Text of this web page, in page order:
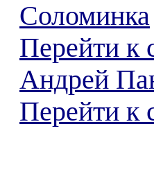
Соломинка
Перейти к
Андрей
Перейти к